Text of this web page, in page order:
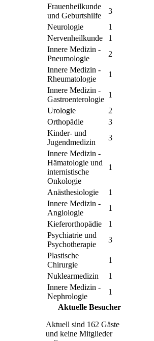
Frauenheilkunde
und Geburtshilfe
3
Neurologie
1
Nervenheilkunde
1
Innere Medizin -
Pneumologie
2
Innere Medizin -
Rheumatologie
1
Innere Medizin -
Gastroenterologie
1
Urologie
2
Orthopädie
3
Kinder- und
Jugendmedizin
3
Innere Medizin -
Hämatologie und
internistische
Onkologie
1
Anästhesiologie
1
Innere Medizin -
Angiologie
1
Kieferorthopädie
1
Psychiatrie und
Psychotherapie
3
Plastische
Chirurgie
1
Nuklearmedizin
1
Innere Medizin -
Nephrologie
1
Aktuelle Besucher
Aktuell sind 162 Gäste
und keine Mitglieder